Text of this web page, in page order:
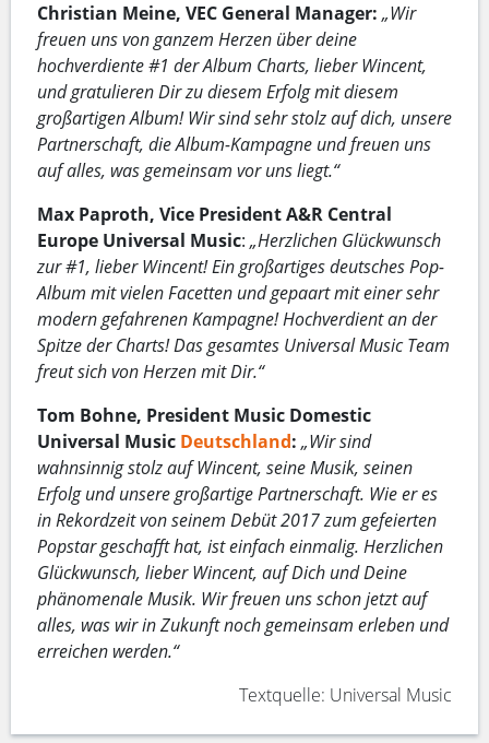
Christian Meine, VEC General Manager: „Wir
freuen uns von ganzem Herzen über deine
hochverdiente #1 der Album Charts, lieber Wincent,
und gratulieren Dir zu diesem Erfolg mit diesem
großartigen Album! Wir sind sehr stolz auf dich, unsere
Partnerschaft, die Album-Kampagne und freuen uns
auf alles, was gemeinsam vor uns liegt.“
Max Paproth, Vice President A&R Central
Europe Universal Music: „Herzlichen Glückwunsch
zur #1, lieber Wincent! Ein großartiges deutsches Pop-
Album mit vielen Facetten und gepaart mit einer sehr
modern gefahrenen Kampagne! Hochverdient an der
Spitze der Charts! Das gesamtes Universal Music Team
freut sich von Herzen mit Dir.“
Tom Bohne, President Music Domestic
Universal Music Deutschland: „Wir sind
wahnsinnig stolz auf Wincent, seine Musik, seinen
Erfolg und unsere großartige Partnerschaft. Wie er es
in Rekordzeit von seinem Debüt 2017 zum gefeierten
Popstar geschafft hat, ist einfach einmalig. Herzlichen
Glückwunsch, lieber Wincent, auf Dich und Deine
phänomenale Musik. Wir freuen uns schon jetzt auf
alles, was wir in Zukunft noch gemeinsam erleben und
erreichen werden.“
Textquelle: Universal Music